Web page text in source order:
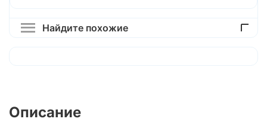
Найдите похожие
Описание